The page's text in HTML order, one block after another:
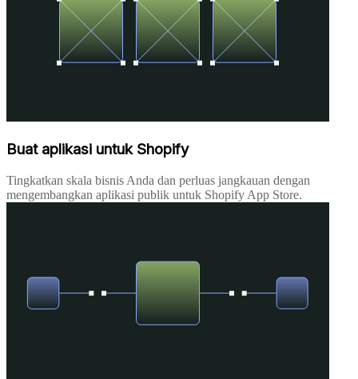
Buat aplikasi untuk Shopify
Tingkatkan skala bisnis Anda dan perluas jangkauan dengan
mengembangkan aplikasi publik untuk Shopify App Store.